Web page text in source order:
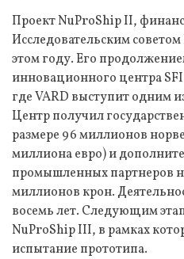
Проект NuProShip II,
Исследовательским
этом году. Его
инновационного центра
где VARD выступит одним
Центр получил
размере 96 миллионов
миллиона евро) и
промышленных партнеров
миллионов крон.
восемь лет. Следующим
NuProShip III, в рамках
испытание прототипа.